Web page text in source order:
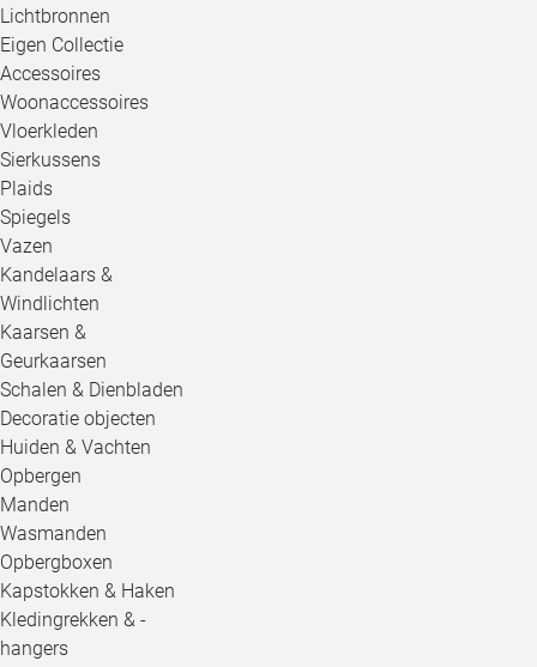
Lichtbronnen
Eigen Collectie
Accessoires
Woonaccessoires
Vloerkleden
Sierkussens
Plaids
Spiegels
Vazen
Kandelaars &
Windlichten
Kaarsen &
Geurkaarsen
Schalen & Dienbladen
Decoratie objecten
Huiden & Vachten
Opbergen
Manden
Wasmanden
Opbergboxen
Kapstokken & Haken
Kledingrekken & -
hangers